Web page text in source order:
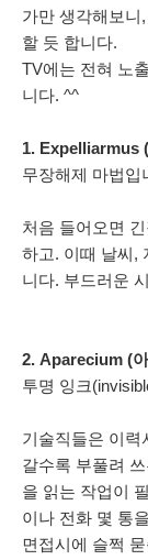
가만 생각해보니
할 듯 합니다.
TV에는 전혀 노
니다. ^^
1. Expelliarmus
무장해제 마법입
처음 들어오면
하고. 이때 날씨,
니다. 부드러운
2. Aparecium (
투명 잉크
기술직들은 이력
갈수록 부풀려
을 읽는 작업이
이나 전화 몇 통
면접시에 슬쩍